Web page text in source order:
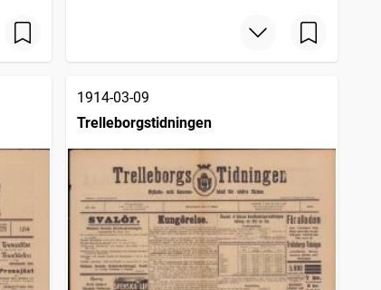
1914-03-09
Trelleborgstidningen